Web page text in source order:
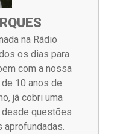
na Rádio
os dias para
com a nossa
10 anos de
já cobri uma
desde questões